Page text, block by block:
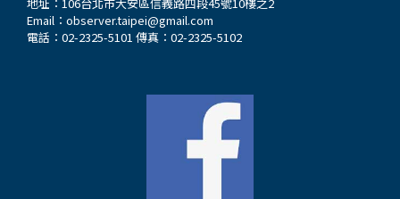
Email： observer.taipei@gmail.com
電話：02-2325-5101 傳真：02-2325-5102